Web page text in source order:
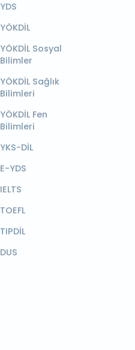
YDS
YÖKDİL
YÖKDİL Sosyal
Bilimler
YÖKDİL Sağlık
Bilimleri
YÖKDİL Fen
Bilimleri
YKS-DİL
E-YDS
IELTS
TOEFL
TIPDİL
DUS